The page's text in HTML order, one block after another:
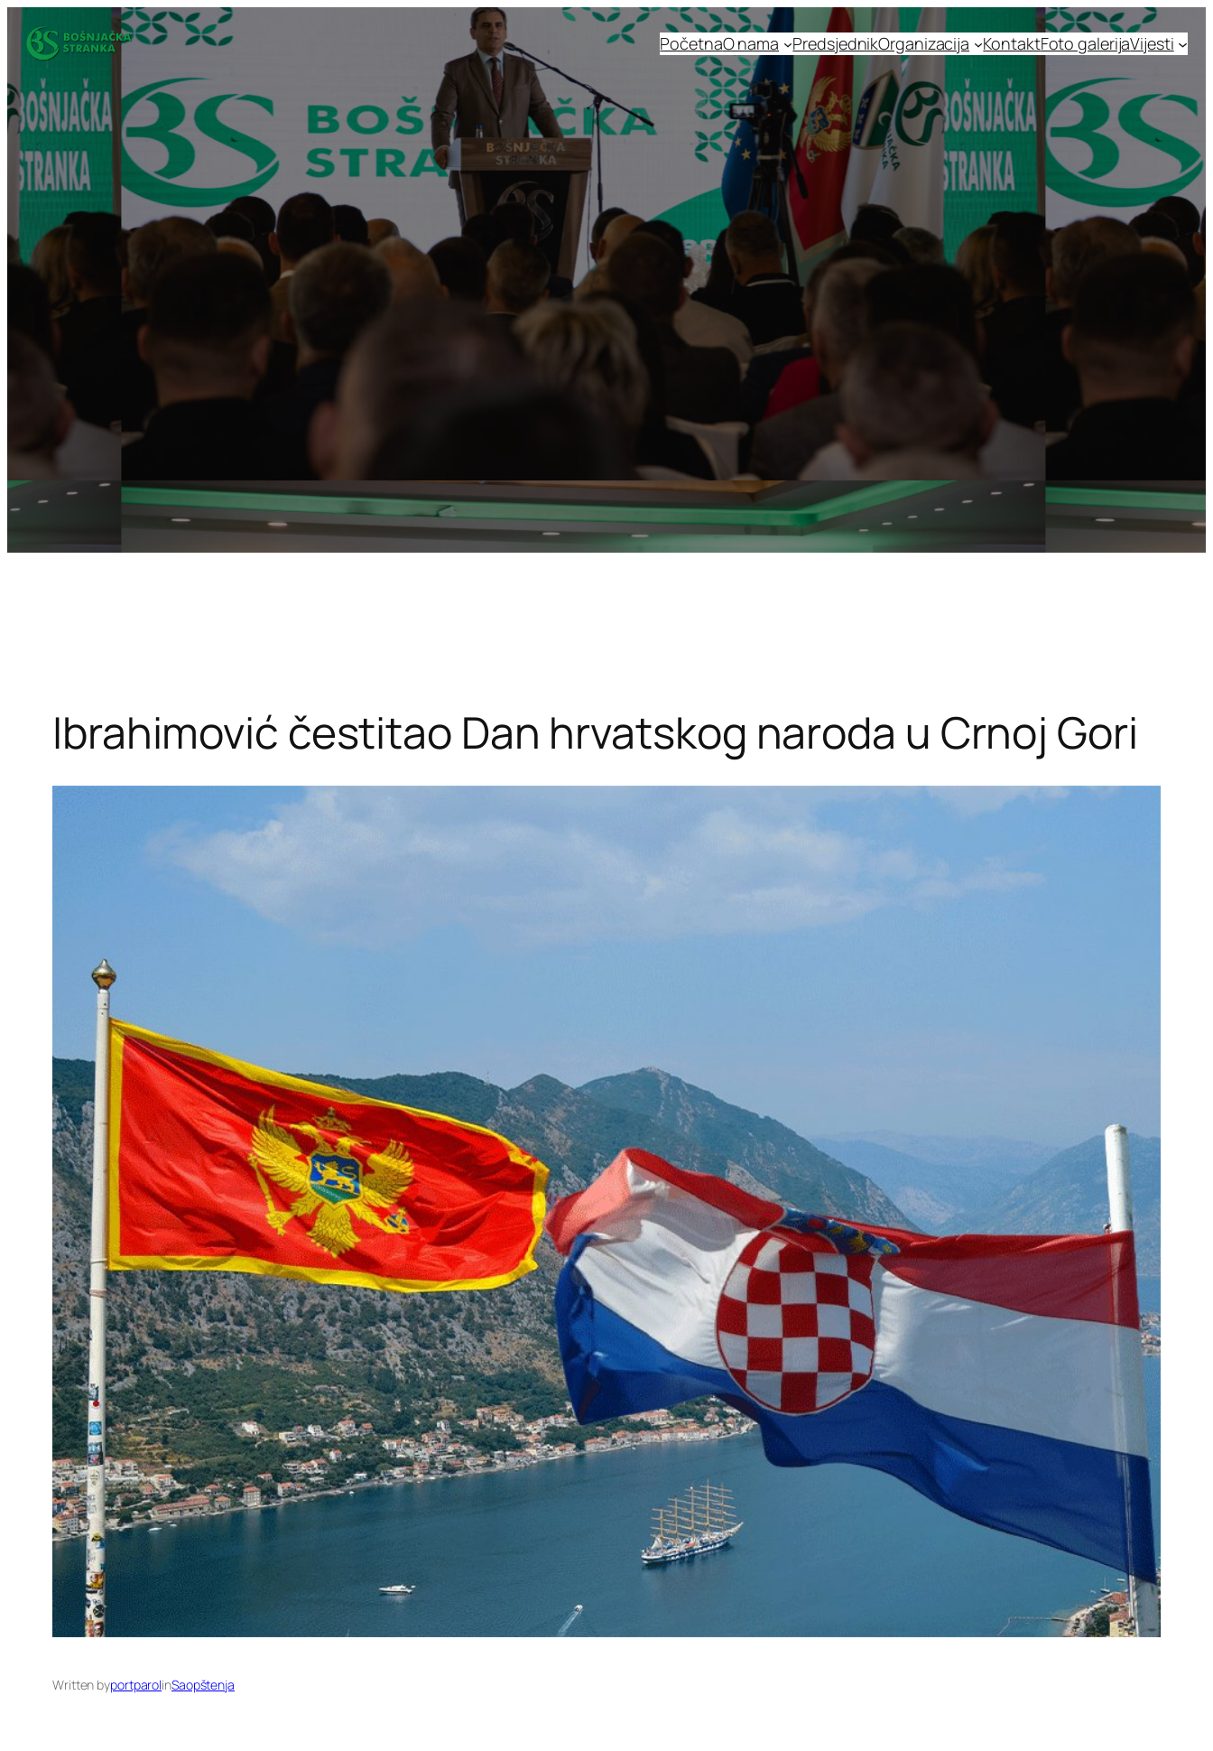
Idi
na
sadržaj
PočetnaO nama PredsjednikOrganizacija KontaktFoto galerijaVijesti
Ibrahimović čestitao Dan hrvatskog naroda u Crnoj Gori
Written byportparolinSaopštenja